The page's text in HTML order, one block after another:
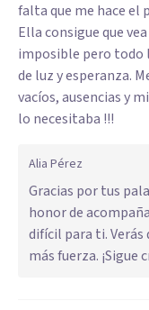
falta que me hace el
Ella consigue que
imposible pero todo
de luz y esperanza.
vacíos, ausencias y
lo necesitaba !!!
Alia Pérez
Gracias por tus
honor de
difícil para ti.
más fuerza. ¡Sigue